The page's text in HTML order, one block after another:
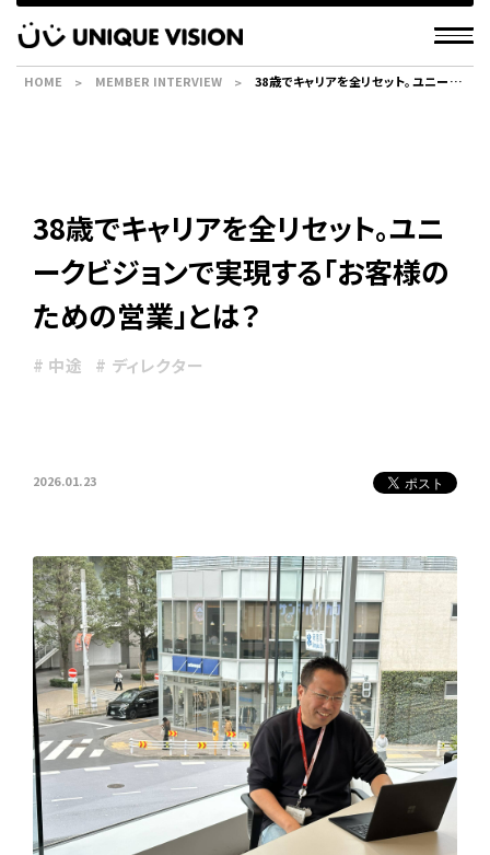
38歳でキャリアを全リセット。ユニ
ークビジョンで実現する「お客様の
ための営業」とは？
# 中途 # ディレクター
2026.01.23
HOME MEMBER INTERVIEW
38歳でキャリアを全リセット。ユニークビ